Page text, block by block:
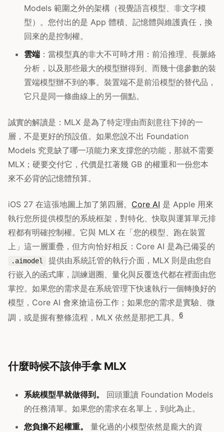
Models 範圍之外的架構（視覺語言模型、非文字模
型）。您付出的是 App 體積、記憶體與維護責任，換
回來的是控制權。
雲端 ：當模型真的非大不可時才用：前沿推理、長脈絡
分析，以及那些最大的模型辦得到、而幾十億參數的裝
置端模型辦不到的事。裝置端不是前沿模型的替代品，
它只是同一條曲線上的另一個點。
誠實的解讀是：MLX 是為了特定理由而刻意往下掉的一
層，不是更好的預設值。如果您說不出 Foundation
Models 究竟缺了哪一項能力來支撐您的功能，那就不需要
MLX；硬要交付它，代價是扛著幾 GB 的權重和一份您本
來不必背的記憶體預算。
iOS 27 在這張地圖上加了第四層。 Core AI 是 Apple 用來
執行您所提供模型的系統框架，對特化、快取與運算單元排
程都有明確控制權。它與 MLX 在「您的模型、跑在裝置
上」這一層重疊，但方向恰好相反：Core AI 是為已備妥的
.aimodel
提供由系統託管的執行介面，MLX 則是由您自
行嵌入的函式庫，訓練迴圈、量化與反覆迭代都在裡面由您
掌控。如果您的需求是在系統管理下快速執行一個轉換好的
模型，Core AI 會來搶這份工作；如果您的需求是實驗、微
調，或是握有整條流程，MLX 依然是那把工具。
6
什麼時候不該伸手拿 MLX
系統模型早就做得到。
回頭重讀 Foundation Models
的任務清單。如果您的需求在名單上，到此為止。
您負擔不起權重。
量化過的小模型依然是龐大的資